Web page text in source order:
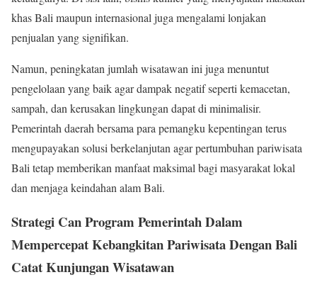
khas Bali maupun internasional juga mengalami lonjakan
penjualan yang signifikan.
Namun, peningkatan jumlah wisatawan ini juga menuntut
pengelolaan yang baik agar dampak negatif seperti kemacetan,
sampah, dan kerusakan lingkungan dapat di minimalisir.
Pemerintah daerah bersama para pemangku kepentingan terus
mengupayakan solusi berkelanjutan agar pertumbuhan pariwisata
Bali tetap memberikan manfaat maksimal bagi masyarakat lokal
dan menjaga keindahan alam Bali.
Strategi Can Program Pemerintah Dalam
Mempercepat Kebangkitan Pariwisata Dengan Bali
Catat Kunjungan Wisatawan